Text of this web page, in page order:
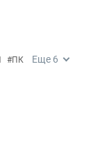
#ПК Еще 6